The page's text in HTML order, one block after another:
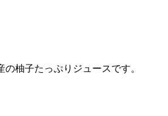
柚子たっぷりジュースです。